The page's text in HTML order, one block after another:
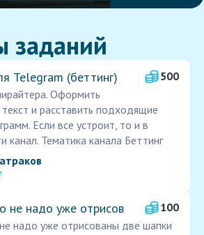
заданий
Telegram (беттинг)
500
Оформить
и расставить подходящие
Если все устроит, то и в
канал. Тематика канала Беттинг
не надо уже отрисов
100
надо уже отрисованы две шапки